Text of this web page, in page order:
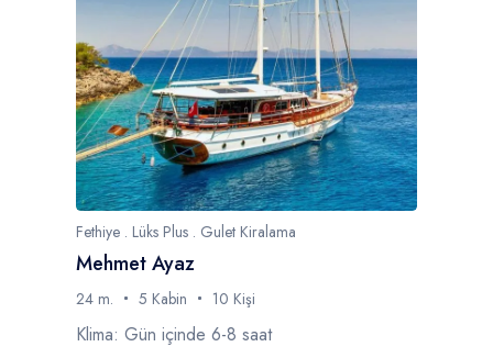
Fethiye . Lüks Plus . Gulet Kiralama
Mehmet Ayaz
24 m. 5 Kabin 10 Kişi
Klima: Gün içinde 6-8 saat